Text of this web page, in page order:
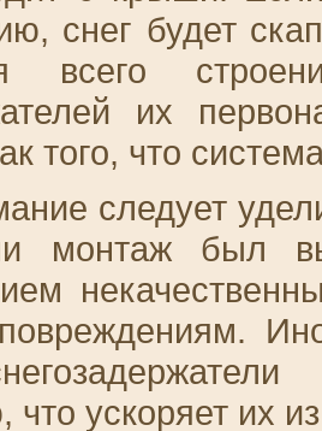
снег будет
всего
их
того, что
следует
монтаж был
что ускоряет их